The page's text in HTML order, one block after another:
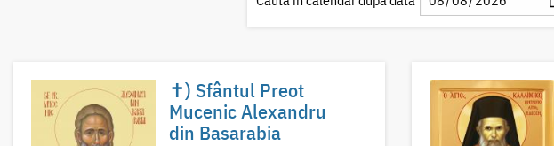
✝) Sfântul Preot
Mucenic Alexandru
din Basarabia